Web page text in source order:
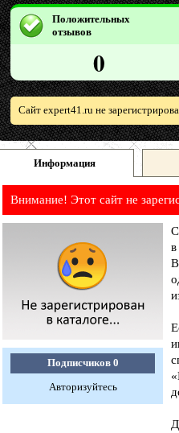
Положительных
отзывов
0
Сайт expert41.ru не
Информация
Внимание! Этот сайт не
Подписчиков 0
Авторизуйтесь